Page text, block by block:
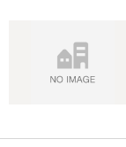
・点字シール
存